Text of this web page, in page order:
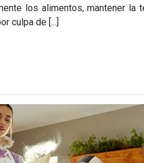
los alimentos, mantener la
culpa de [...]